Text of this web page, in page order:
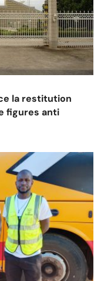
la restitution
figures anti